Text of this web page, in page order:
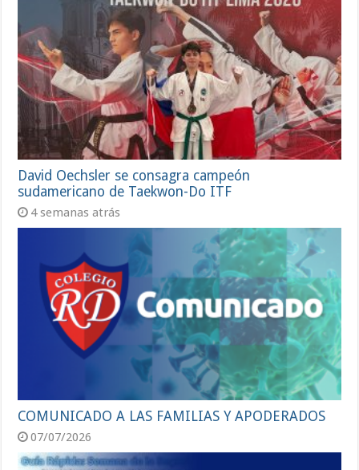
David Oechsler se consagra campeón
sudamericano de Taekwon-Do ITF
4 semanas atrás
COMUNICADO A LAS FAMILIAS Y APODERADOS
07/07/2026